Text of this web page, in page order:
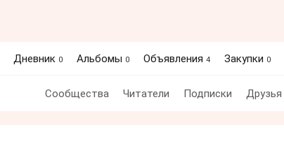
Дневник 0 Альбомы 0 Объявления 4 Закупки 0
Сообщества Читатели Подписки Друзья